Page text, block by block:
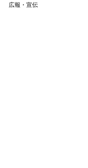
広報・宣伝